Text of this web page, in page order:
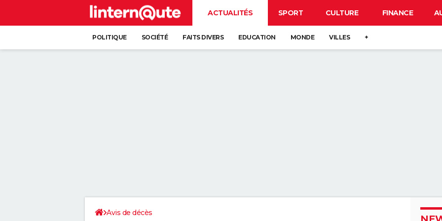
ACTUALITÉS SPORT CULTURE FINANCE
POLITIQUE SOCIÉTÉ FAITS DIVERS EDUCATION MONDE VILLES +
Avis de décès